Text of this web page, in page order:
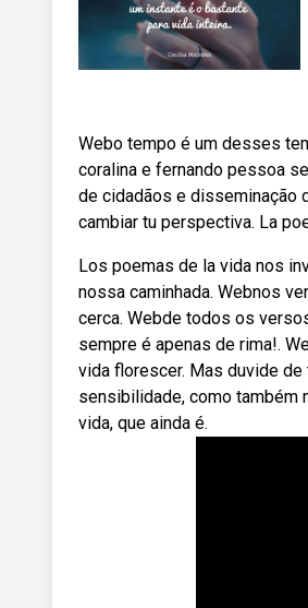
Webo tempo é um desses
coralina e fernando pessoa
de cidadãos e disseminação
cambiar tu perspectiva. La
Los poemas de la vida nos
nossa caminhada. Webnos
cerca. Webde todos os
sempre é apenas de rima!.
vida florescer. Mas duvide
sensibilidade, como também
vida, que ainda é.